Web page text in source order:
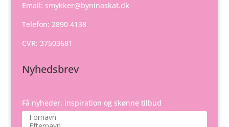
Email: smykker@byninaskat.dk
Telefon: 2890 4138
CVR: 37503681
Nyhedsbrev
Få nyheder, inspiration og skønne tilbud